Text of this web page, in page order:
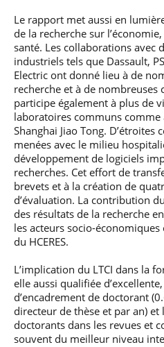
Le rapport met aussi en
de la recherche sur
santé. Les collaborations avec
industriels tels que Dassault,
Electric ont donné lieu à de
recherche et à de nombreuses
participe également à plus de
laboratoires communs comme
Shanghai Jiao Tong.
menées avec le milieu
développement de logiciels
recherches. Cet effort de
brevets et à la création de
d’évaluation. La contribution
des résultats de la recherche
les acteurs socio-
du HCERES.
L’implication du LTCI dans la
elle aussi qualifiée
d’encadrement de doctorant
directeur de thèse et par an)
doctorants dans les revues et
souvent du meilleur niveau